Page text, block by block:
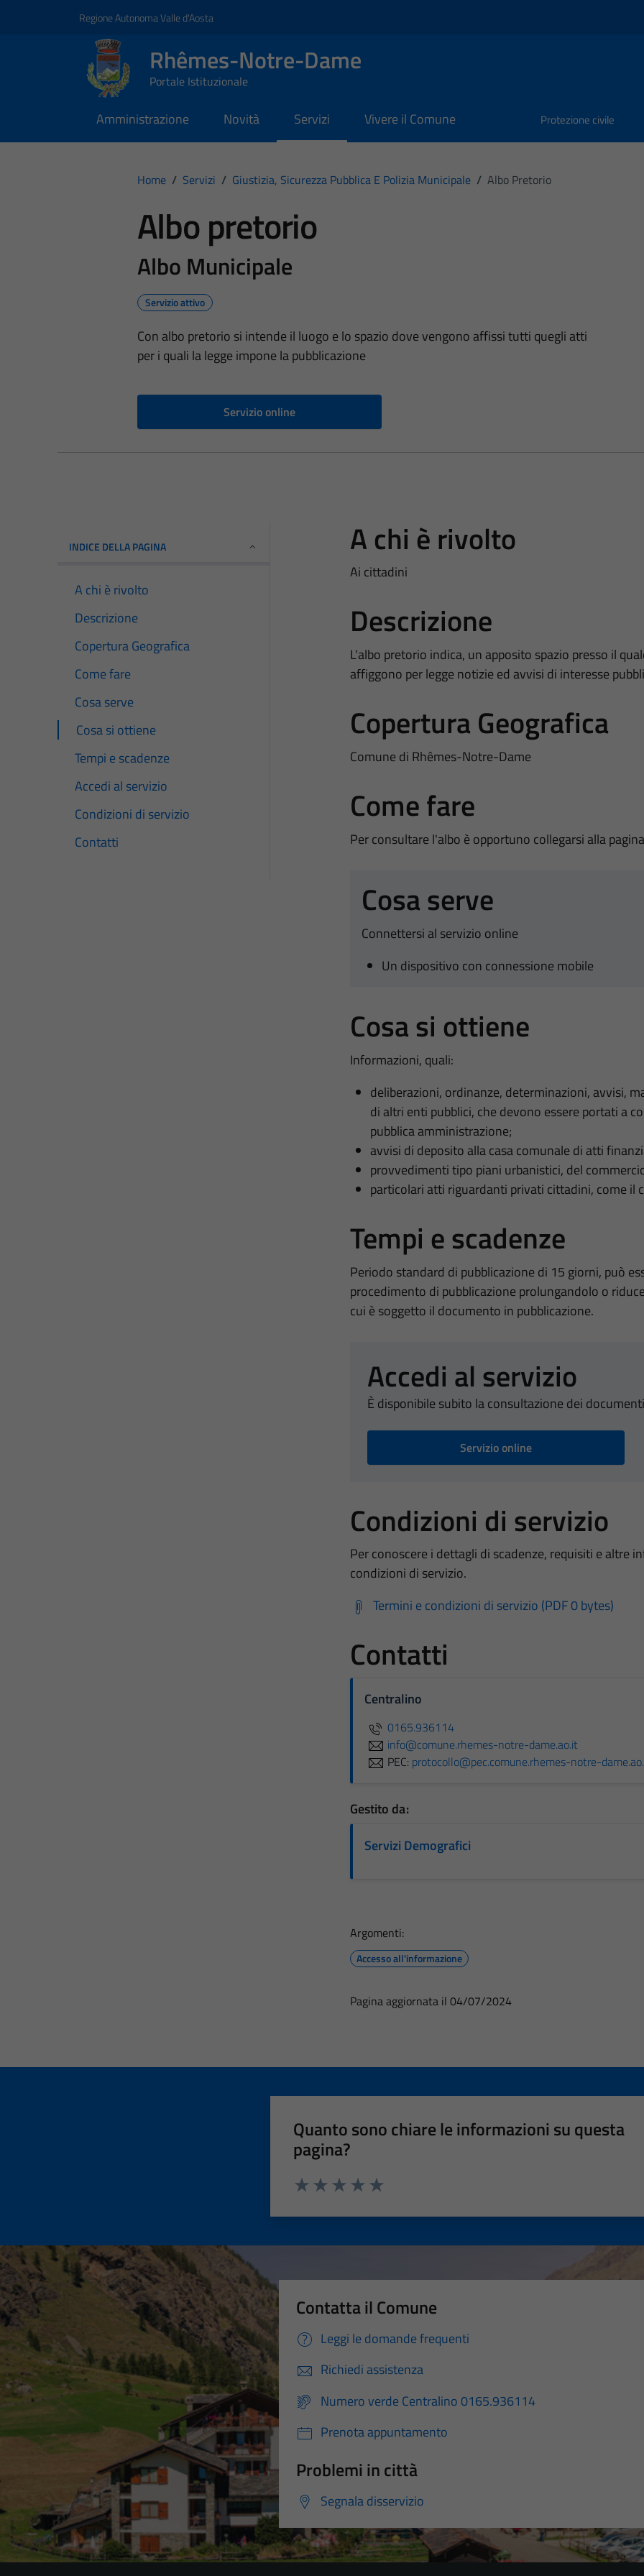
Regione Autonoma Valle d'Aosta
Rhêmes-Notre-Dame
Portale Istituzionale
Amministrazione Novità Servizi Vivere il Comune Protezione civile
Home / Servizi / Giustizia, Sicurezza Pubblica E Polizia Municipale / Albo Pretorio
Albo pretorio
Albo Municipale
Servizio attivo
Con albo pretorio si intende il luogo e lo spazio dove vengono affissi tutti quegli atti
per i quali la legge impone la pubblicazione
Servizio online
INDICE DELLA PAGINA
A chi è rivolto
Descrizione
Copertura Geografica
Come fare
Cosa serve
Cosa si ottiene
Tempi e scadenze
Accedi al servizio
Condizioni di servizio
Contatti
A chi è rivolto
Ai cittadini
Descrizione
L'albo pretorio indica, un apposito spazio presso il
affiggono per legge notizie ed avvisi di interesse
Copertura Geografica
Comune di Rhêmes-Notre-Dame
Come fare
Per consultare l'albo è opportuno collegarsi alla
Cosa serve
Connettersi al servizio online
Un dispositivo con connessione mobile
Cosa si ottiene
Informazioni, quali:
deliberazioni, ordinanze, determinazioni, avvisi,
di altri enti pubblici, che devono essere portati a
pubblica amministrazione;
avvisi di deposito alla casa comunale di atti
provvedimenti tipo piani urbanistici, del
particolari atti riguardanti privati cittadini, come il
Tempi e scadenze
Periodo standard di pubblicazione di 15 giorni, può
procedimento di pubblicazione prolungandolo o
cui è soggetto il documento in pubblicazione.
Accedi al servizio
È disponibile subito la consultazione dei documenti
Servizio online
Condizioni di servizio
Per conoscere i dettagli di scadenze, requisiti e altre
condizioni di servizio.
Termini e condizioni di servizio (PDF 0 bytes)
Contatti
Centralino
0165.936114
info@comune.rhemes-notre-dame.ao.it
PEC: protocollo@pec.comune.rhemes-notre-
Gestito da:
Servizi Demografici
Argomenti:
Accesso all'informazione
Pagina aggiornata il 04/07/2024
Quanto sono chiare le informazioni su questa
pagina?
Contatta il Comune
Leggi le domande frequenti
Richiedi assistenza
Numero verde Centralino 0165.936114
Prenota appuntamento
Problemi in città
Segnala disservizio